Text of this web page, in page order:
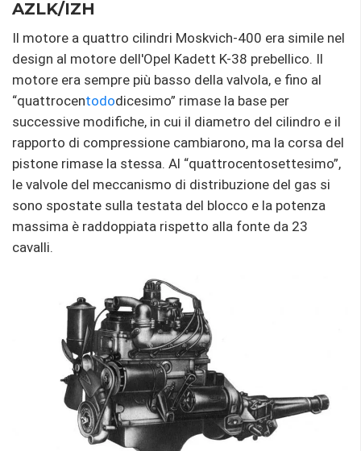
AZLK/IZH
Il motore a quattro cilindri Moskvich-400 era simile nel
design al motore dell'Opel Kadett K-38 prebellico. Il
motore era sempre più basso della valvola, e fino al
“quattrocentododicesimo” rimase la base per
successive modifiche, in cui il diametro del cilindro e il
rapporto di compressione cambiarono, ma la corsa del
pistone rimase la stessa. Al “quattrocentosettesimo”,
le valvole del meccanismo di distribuzione del gas si
sono spostate sulla testata del blocco e la potenza
massima è raddoppiata rispetto alla fonte da 23
cavalli.